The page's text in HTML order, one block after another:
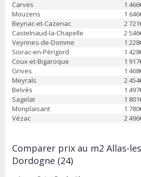
Carves
1 466
Mouzens
1 646
Beynac-et-Cazenac
2 721
Castelnaud-la-Chapelle
2 546
Veyrines-de-Domme
1 228
Siorac-en-Périgord
1 428
Coux-et-Bigaroque
1 917
Grives
1 468
Meyrals
2 454
Belvès
1 497
Sagelat
1 801
Monplaisant
1 780
Vézac
2 496
Comparer prix au m2 Allas-
Dordogne (24)